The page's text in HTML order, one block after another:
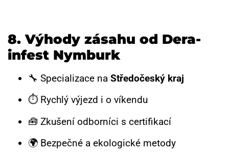
8. Výhody zásahu od Dera-
infest Nymburk
🔧 Specializace na Středočeský kraj
⏱ Rychlý výjezd i o víkendu
🧰 Zkušení odborníci s certifikací
🌍 Bezpečné a ekologické metody